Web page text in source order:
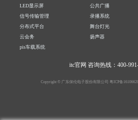
LED显示屏
公共广播
信号传输管理
录播系统
分布式平台
舞台灯光
云会务
扬声器
pis车载系统
itc官网 咨询热线：400-
Copyright © 广东保伦电子股份有限公司 粤ICP备